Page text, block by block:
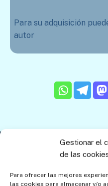
Gestionar el
de las
Para ofrecer las mejores
las cookies para almacenar y/o
Para su adquisición
autor
Aviso
Política de